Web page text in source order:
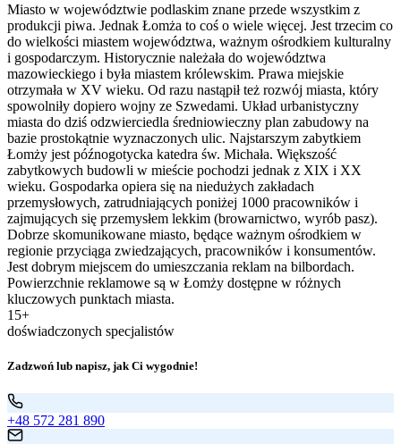
Miasto w województwie podlaskim znane przede wszystkim z
produkcji piwa. Jednak Łomża to coś o wiele więcej. Jest trzecim co
do wielkości miastem województwa, ważnym ośrodkiem kulturalny
i gospodarczym. Historycznie należała do województwa
mazowieckiego i była miastem królewskim. Prawa miejskie
otrzymała w XV wieku. Od razu nastąpił też rozwój miasta, który
spowolniły dopiero wojny ze Szwedami. Układ urbanistyczny
miasta do dziś odzwierciedla średniowieczny plan zabudowy na
bazie prostokątnie wyznaczonych ulic. Najstarszym zabytkiem
Łomży jest późnogotycka katedra św. Michała. Większość
zabytkowych budowli w mieście pochodzi jednak z XIX i XX
wieku. Gospodarka opiera się na niedużych zakładach
przemysłowych, zatrudniających poniżej 1000 pracowników i
zajmujących się przemysłem lekkim (browarnictwo, wyrób pasz).
Dobrze skomunikowane miasto, będące ważnym ośrodkiem w
regionie przyciąga zwiedzających, pracowników i konsumentów.
Jest dobrym miejscem do umieszczania reklam na bilbordach.
Powierzchnie reklamowe są w Łomży dostępne w różnych
kluczowych punktach miasta.
15+
doświadczonych specjalistów
Zadzwoń lub napisz, jak Ci wygodnie!
+48 572 281 890